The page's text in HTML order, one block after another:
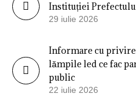
Instituției
29 iulie 2026
Informare cu
lămpile led ce fac
public
22 iulie 2026